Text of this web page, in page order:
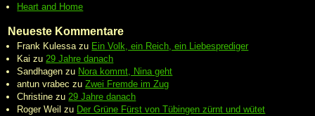
Heart and Home
Neueste Kommentare
Frank Kulessazu Ein Volk, ein Reich, ein Liebesprediger
Kai zu29 Jahre danach
Sandhagen zu Nora kommt, Nina geht
antun vrabec zuZwei Fremde im Zug
Christine zu29 Jahre danach
Roger Weil zu Der Grüne Fürst von Tübingen zürnt und wütet